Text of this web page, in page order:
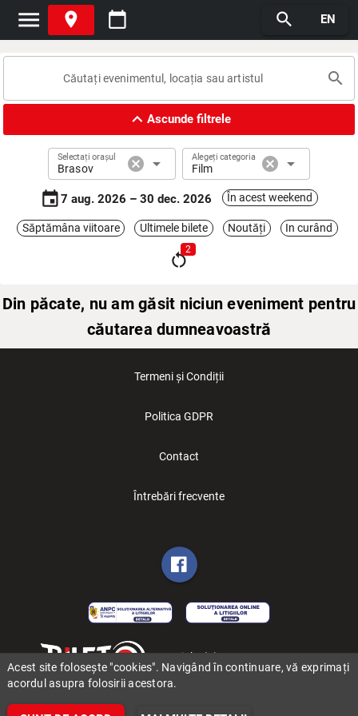
menu place calendar_today search EN
search
expand_lessAscunde filtrele
Selectați orașul
Brasov cancel arrow_drop_down Alegeți categoria
Film cancel arrow_drop_down
event7 aug. 2026 – 30 dec. 2026 În acest weekend
Săptămâna viitoare Ultimele bilete Noutăți In curând
restart_alt
2
Din păcate, nu am găsit niciun eveniment pentru
căutarea dumneavoastră
Termeni și Condiții
Politica GDPR
Contact
Întrebări frecvente
Copyright (C) 2006-2026 BILET.ro
Acest site folosește "cookies". Navigând în continuare, vă exprimați
acordul asupra folosirii acestora.